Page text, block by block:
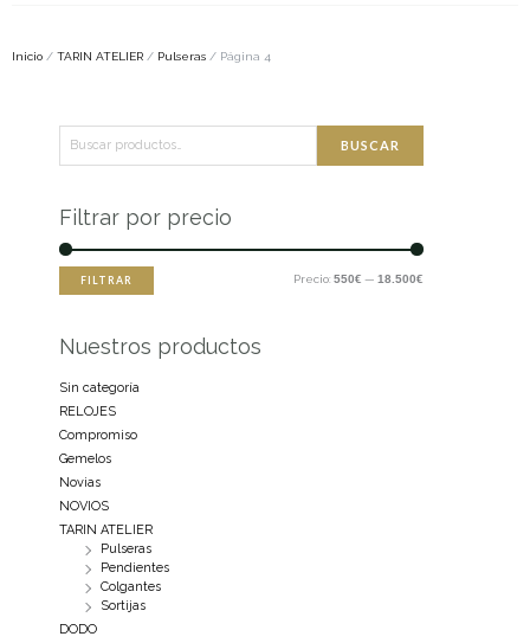
Inicio / TARIN ATELIER / Pulseras / Página 4
por:
BUSCAR
Filtrar por precio
FILTRAR Precio: 550€ — 18.500€
Nuestros productos
Sin categoría
RELOJES
Compromiso
Gemelos
Novias
NOVIOS
TARIN ATELIER
Pulseras
Pendientes
Colgantes
Sortijas
DODO